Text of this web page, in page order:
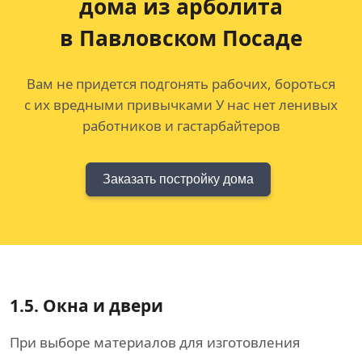
дома из арболита
в Павловском Посаде
Вам не придется подгонять рабочих, бороться
с их вредными привычками У нас нет ленивых
работников и гастарбайтеров
Заказать постройку дома
1.5. Окна и двери
При выборе материалов для изготовления